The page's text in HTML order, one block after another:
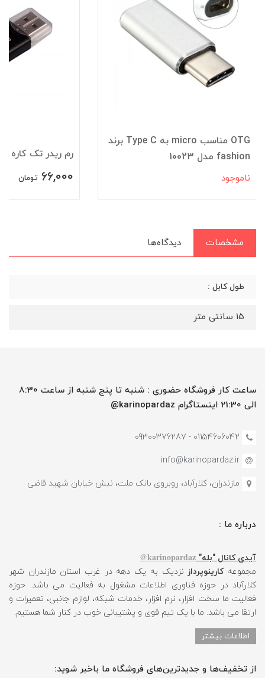
OTG مناسب micro به Type C برند
fashion مدل 10023
ناموجود
رم ریدر تک کاره rinho مدل PV-R118
66,000 تومان
مشخصات دیدگاه‌ها
طول کابل :
15 سانتی متر
ساعت کار فروشگاه حضوری : شنبه تا پنج شنبه از ساعت 8:30
الی 21:30 اینستاگرام karinopardaz@
01154606042 - 09300376287
info@karinopardaz.ir
مازندران، کلارآباد، روبروی بانک ملت، نبش خیابان شهید قاضی
درباره ما :
آیدی کانال "بله" karinopardaz@
مجموعهکارینوپرداز نزدیک به یک دهه در غرب استان مازندران شهر
کلارآباد در حوزه فناوری اطلاعات مشغول به فعالیت می باشد. حوزه
فعالیت ما سخت افزار، نرم افزار، خدمات شبکه، لوازم جانبی، تعمیرات و
ارتقا می باشد. ما با یک تیم قوی و پشتیبانی خوب در کنار شما هستیم.
اطلاعات بیشتر
از تخفیف‌ها و جدیدترین‌های فروشگاه ما باخبر شوید: